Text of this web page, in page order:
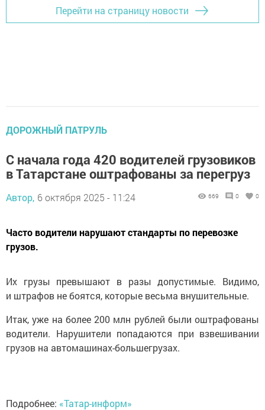
Перейти на страницу новости
ДОРОЖНЫЙ ПАТРУЛЬ
С начала года 420 водителей грузовиков
в Татарстане оштрафованы за перегруз
Автор, 6 октября 2025 - 11:24 669 0 0
Часто водители нарушают стандарты по перевозке
грузов.
Их грузы превышают в разы допустимые. Видимо,
и штрафов не боятся, которые весьма внушительные.
Итак, уже на более 200 млн рублей были оштрафованы
водители. Нарушители попадаются при взвешивании
грузов на автомашинах-большегрузах.
Подробнее: «Татар-информ»